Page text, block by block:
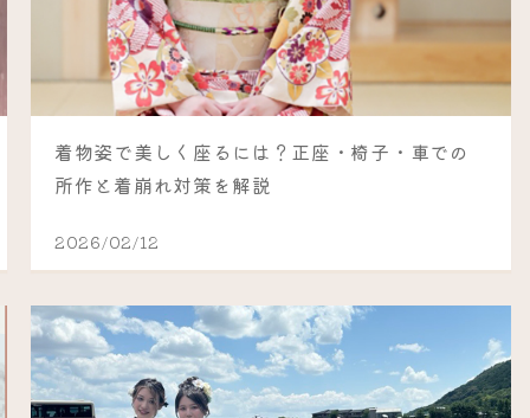
着物姿で美しく座るには？正座・椅子・車での
所作と着崩れ対策を解説
2026/02/12